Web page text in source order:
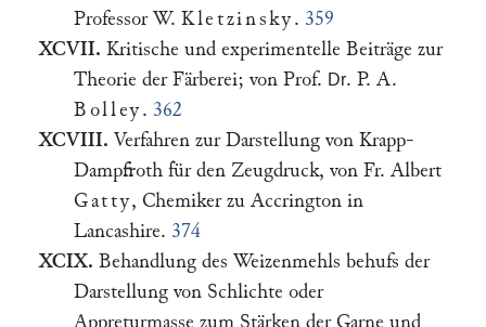
Professor W. Kletzinsky. 359
XCVII. Kritische und experimentelle Beiträge zur
Theorie der Färberei; von Prof. Dr. P. A.
Bolley. 362
XCVIII. Verfahren zur Darstellung von Krapp-
Dampfroth für den Zeugdruck, von Fr. Albert
Gatty, Chemiker zu Accrington in
Lancashire. 374
XCIX. Behandlung des Weizenmehls behufs der
Darstellung von Schlichte oder
Appreturmasse zum Stärken der Garne und